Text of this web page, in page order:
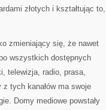
złotych i kształtując to,
zmieniający się, że nawet
wszystkich dostępnych
telewizja, radio, prasa,
tych kanałów ma swoje
Domy mediowe powstały